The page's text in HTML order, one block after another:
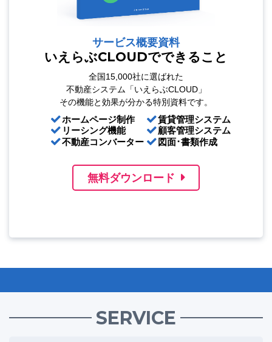
サービス概要資料
いえらぶCLOUDでできること
全国15,000社に選ばれた
不動産システム「いえらぶCLOUD」
その機能と効果が分かる特別資料です。
ホームページ制作
リーシング機能
不動産コンバーター
賃貸管理システム
顧客管理システム
図面･書類作成
無料ダウンロード
SERVICE